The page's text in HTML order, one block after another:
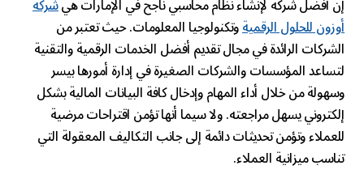
أوزون للحلول الرقميةوتكنولوجيا المعلومات. حيث تعتبر من
الشركات الرائدة في مجال تقديم أفضل الخدمات الرقمية والتقنية
لتساعد المؤسسات والشركات الصغيرة في إدارة أمورها بيسر
وسهولة من خلال أداء المهام وإدخال كافة البيانات المالية بشكل
إلكتروني يسهل مراجعته. ولا سيما أنها تؤمن اقتراحات مرضية
للعملاء وتؤمن تحديثات دائمة إلى جانب التكاليف المعقولة التي
تناسب ميزانية العملاء.